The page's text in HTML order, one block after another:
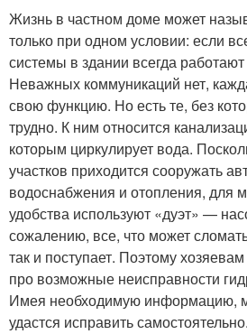
Жизнь в частном доме может
только при одном условии: если
системы в здании всегда
Неважных коммуникаций нет,
свою функцию. Но есть те, без
трудно. К ним относится
которым циркулирует вода.
участков приходится сооружать
водоснабжения и отопления, для
удобства используют «дуэт» —
сожалению, все, что может
так и поступает. Поэтому
про возможные неисправности
Имея необходимую информацию,
удастся исправить самостоятельно.